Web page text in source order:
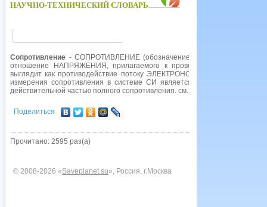
НАУЧНО-ТЕХНИЧЕСКИЙ СЛОВАРЬ
Сопротивление - СОПРОТИВЛЕНИЕ (обозначение R), свойство
отношение НАПРЯЖЕНИЯ, прилагаемого к проводнику, к току,
выглядит как противодействие потоку ЭЛЕКТРОНОВ; электрическая
измерения сопротивления в системе СИ является ом. В цепи
действительной частью полного сопротивления. см. также РЕЗИСТОР.
Поделиться
Прочитано: 2595 раз(а)
© 2008-2026 «Saveplanet.su», Россия, г.Москва